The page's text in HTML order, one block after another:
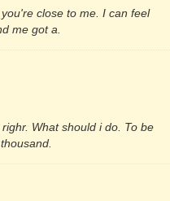
close to me. I can feel
me got a.
What should i do. To be